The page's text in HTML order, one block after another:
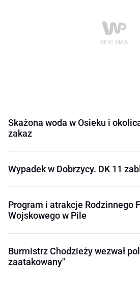
Skażona woda w Osieku i
zakaz
Wypadek w Dobrzycy. DK 11
Program i atrakcje Rodzinnego
Wojskowego w Pile
Burmistrz Chodzieży wezwał
zaatakowany"